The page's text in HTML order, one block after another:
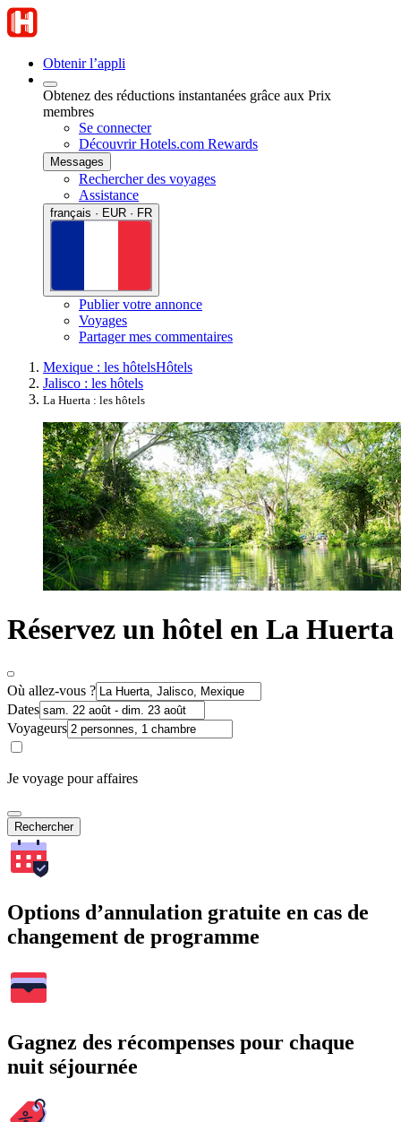
Obtenir l’appli
Obtenez des réductions instantanées grâce aux Prix
membres
Se connecter
Découvrir Hotels.com Rewards
Messages
Rechercher des voyages
Assistance
français · EUR · FR
Publier votre annonce
Voyages
Partager mes commentaires
Mexique : les hôtelsHôtels
Jalisco : les hôtels
La Huerta : les hôtels
Réservez un hôtel en La Huerta
Où allez-vous ?
Dates
Voyageurs
Je voyage pour affaires
Rechercher
Options d’annulation gratuite en cas de
changement de programme
Gagnez des récompenses pour chaque
nuit séjournée